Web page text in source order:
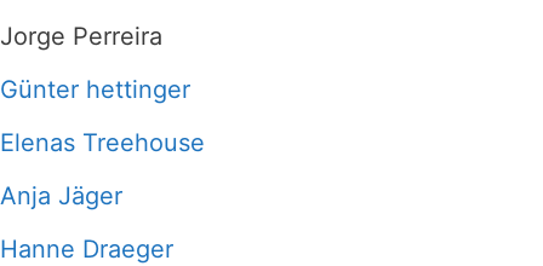
Jorge Perreira
Günter hettinger
Elenas Treehouse
Anja Jäger
Hanne Draeger